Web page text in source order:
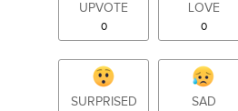
UPVOTE
0
LOVE
0
SURPRISED SAD